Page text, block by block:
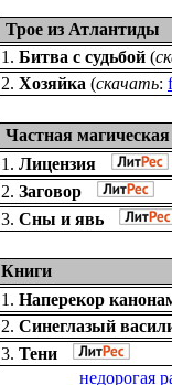
Трое из Атлантиды
1. Битва с судьбой (
2. Хозяйка (скачать:
Частная
1. Лицензия
2. Заговор
3. Сны и явь
Книги
1. Наперекор
2. Синеглазый
3. Тени
недорогая